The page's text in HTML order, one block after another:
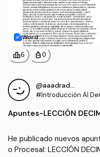
Word
leaderboard6 personal_bag 0
@aaadrados
#Introducción Al
Apuntes-LECCIÓN
He publicado nuevos
o Procesal: LECCIÓN